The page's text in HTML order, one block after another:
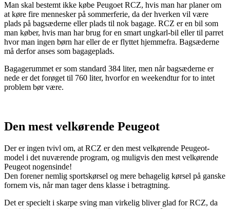
Man skal bestemt ikke købe Peugoet RCZ, hvis man har planer om
at køre fire mennesker på sommerferie, da der hverken vil være
plads på bagsæderne eller plads til nok bagage. RCZ er en bil som
man køber, hvis man har brug for en smart ungkarl-bil eller til parret
hvor man ingen børn har eller de er flyttet hjemmefra. Bagsæderne
må derfor anses som bagageplads.
Bagagerummet er som standard 384 liter, men når bagsæderne er
nede er det forøget til 760 liter, hvorfor en weekendtur for to intet
problem bør være.
Den mest velkørende Peugeot
Der er ingen tvivl om, at RCZ er den mest velkørende Peugeot-
model i det nuværende program, og muligvis den mest velkørende
Peugeot nogensinde!
Den forener nemlig sportskørsel og mere behagelig kørsel på ganske
fornem vis, når man tager dens klasse i betragtning.
Det er specielt i skarpe sving man virkelig bliver glad for RCZ, da